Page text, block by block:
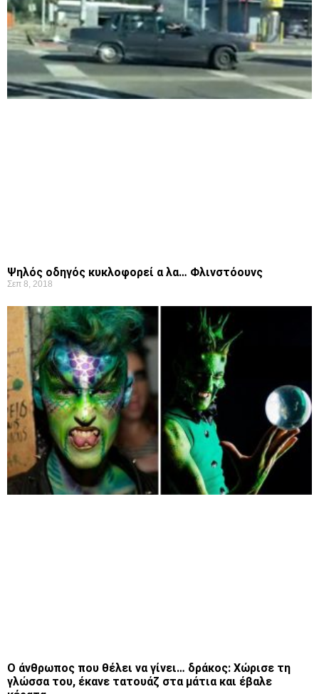
Ψηλός οδηγός κυκλοφορεί α λα… Φλινστόουνς
Σεπ 8, 2018
Ο άνθρωπος που θέλει να γίνει… δράκος: Χώρισε τη
γλώσσα του, έκανε τατουάζ στα μάτια και έβαλε